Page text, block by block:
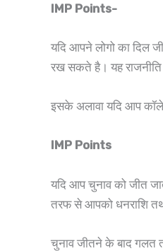
IMP Points-
यदि आपने लोगो का दिल
रख सकते है। यह
इसके अलावा यदि आप
IMP Points
यदि आप चुनाव को जीत
तरफ से आपको धनराशि
चुनाव जीतने के बाद गलत